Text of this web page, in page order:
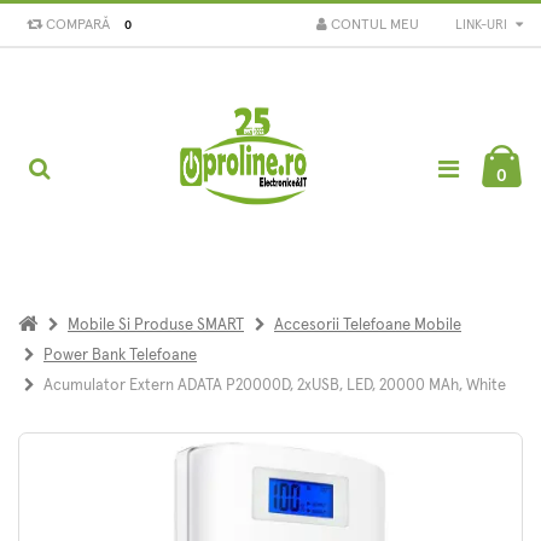
COMPARĂ 0 LINK-URI
CONTUL MEU
0
Mobile Si Produse SMART
Accesorii Telefoane Mobile
Power Bank Telefoane
Acumulator Extern ADATA P20000D, 2xUSB, LED, 20000 MAh, White